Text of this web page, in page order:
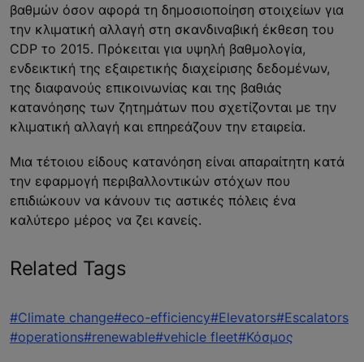
βαθμών όσον αφορά τη δημοσιοποίηση στοιχείων για
την κλιματική αλλαγή στη σκανδιναβική έκθεση του
CDP το 2015. Πρόκειται για υψηλή βαθμολογία,
ενδεικτική της εξαιρετικής διαχείρισης δεδομένων,
της διαφανούς επικοινωνίας και της βαθιάς
κατανόησης των ζητημάτων που σχετίζονται με την
κλιματική αλλαγή και επηρεάζουν την εταιρεία.
Μια τέτοιου είδους κατανόηση είναι απαραίτητη κατά
την εφαρμογή περιβαλλοντικών στόχων που
επιδιώκουν να κάνουν τις αστικές πόλεις ένα
καλύτερο μέρος να ζει κανείς.
Related Tags
#Climate change#eco-efficiency#Elevators#Escalators
#operations#renewable#vehicle fleet#Κόσμος